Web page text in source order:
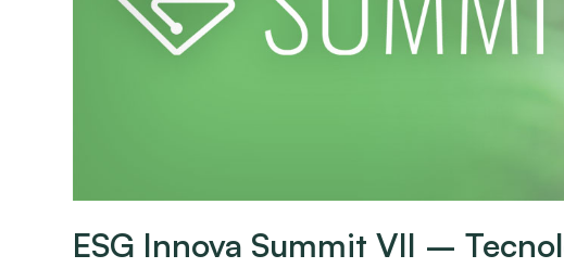
ESG Innova Summit VII –